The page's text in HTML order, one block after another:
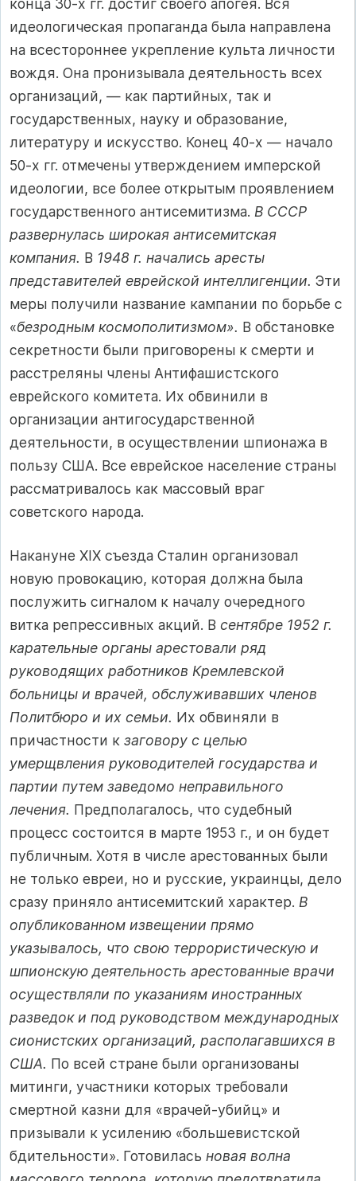
идеологическая пропаганда была направлена
на всестороннее укрепление культа личности
вождя. Она пронизывала деятельность всех
организаций, — как партийных, так и
государственных, науку и образование,
литературу и искусство. Конец 40-х — начало
50-х гг. отмечены утверждением имперской
идеологии, все более открытым проявлением
государственного антисемитизма. В СССР
развернулась широкая антисемитская
компания. В 1948 г. начались аресты
представителей еврейской интеллигенции. Эти
меры получили название кампании по борьбе с
«безродным космополитизмом». В обстановке
секретности были приговорены к смерти и
расстреляны члены Антифашистского
еврейского комитета. Их обвинили в
организации антигосударственной
деятельности, в осуществлении шпионажа в
пользу США. Все еврейское население страны
рассматривалось как массовый враг
советского народа.
Накануне XIX съезда Сталин организовал
новую провокацию, которая должна была
послужить сигналом к началу очередного
витка репрессивных акций. В сентябре 1952 г.
карательные органы арестовали ряд
руководящих работников Кремлевской
больницы и врачей, обслуживавших членов
Политбюро и их семьи. Их обвиняли в
причастности к заговору с целью
умерщвления руководителей государства и
партии путем заведомо неправильного
лечения. Предполагалось, что судебный
процесс состоится в марте 1953 г., и он будет
публичным. Хотя в числе арестованных были
не только евреи, но и русские, украинцы, дело
сразу приняло антисемитский характер. В
опубликованном извещении прямо
указывалось, что свою террористическую и
шпионскую деятельность арестованные врачи
осуществляли по указаниям иностранных
разведок и под руководством международных
сионистских организаций, располагавшихся в
США. По всей стране были организованы
митинги, участники которых требовали
смертной казни для «врачей-убийц» и
призывали к усилению «большевистской
бдительности». Готовилась новая волна